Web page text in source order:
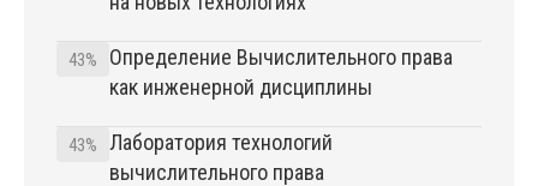
43%
Определение Вычислительного права
как инженерной дисциплины
43%
Лаборатория технологий
вычислительного права